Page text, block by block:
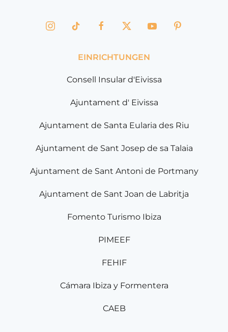
EINRICHTUNGEN
Consell Insular d'Eivissa
Ajuntament d' Eivissa
Ajuntament de Santa Eularia des Riu
Ajuntament de Sant Josep de sa Talaia
Ajuntament de Sant Antoni de Portmany
Ajuntament de Sant Joan de Labritja
Fomento Turismo Ibiza
PIMEEF
FEHIF
Cámara Ibiza y Formentera
CAEB